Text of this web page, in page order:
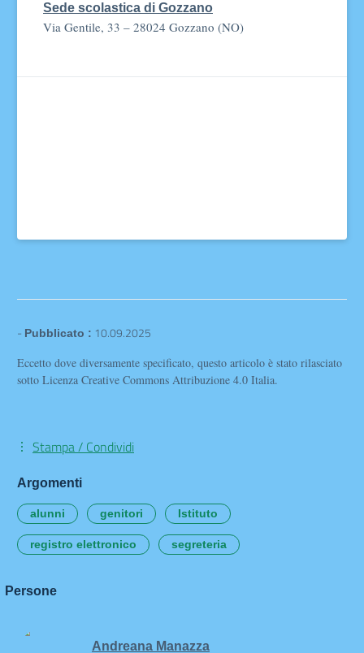
Sede scolastica di Gozzano
Via Gentile, 33 – 28024 Gozzano (NO)
- Pubblicato : 10.09.2025
Eccetto dove diversamente specificato, questo articolo è stato rilasciato
sotto Licenza Creative Commons Attribuzione 4.0 Italia.
Stampa / Condividi
Argomenti
alunni genitori Istituto
registro elettronico segreteria
Persone
Andreana Manazza